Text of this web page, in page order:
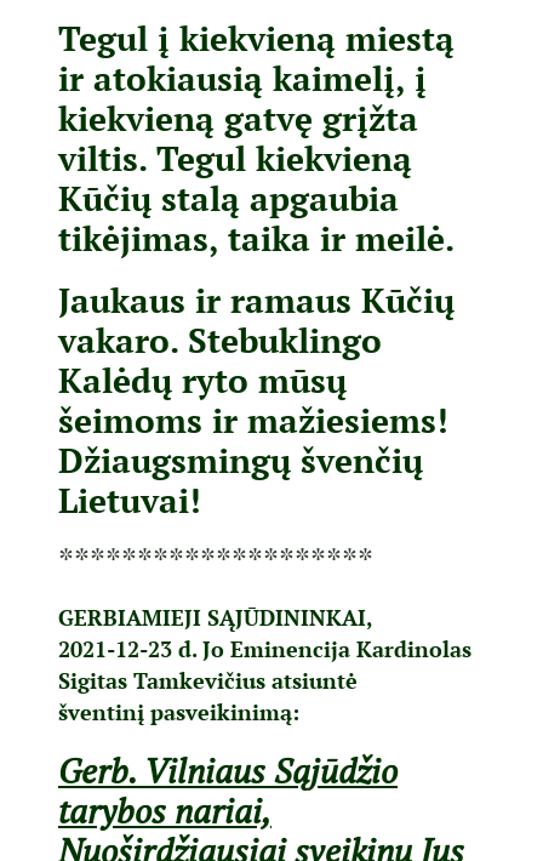
Tegul į kiekvieną miestą
ir atokiausią kaimelį, į
kiekvieną gatvę grįžta
viltis. Tegul kiekvieną
Kūčių stalą apgaubia
tikėjimas, taika ir meilė.
Jaukaus ir ramaus Kūčių
vakaro. Stebuklingo
Kalėdų ryto mūsų
šeimoms ir mažiesiems!
Džiaugsmingų švenčių
Lietuvai!
********************
GERBIAMIEJI SĄJŪDININKAI,
2021-12-23 d. Jo Eminencija Kardinolas
Sigitas Tamkevičius atsiuntė
šventinį pasveikinimą:
Gerb. Vilniaus Sąjūdžio
tarybos nariai,
Nuoširdžiausiai sveikinu Jus